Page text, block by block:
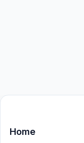
Home